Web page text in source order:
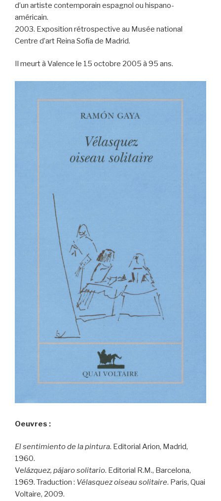
d’un artiste contemporain espagnol ou hispano-
américain.
2003. Exposition rétrospective au Musée national
Centre d’art Reina Sofía de Madrid.
Il meurt à Valence le 15 octobre 2005 à 95 ans.
Oeuvres :
El sentimiento de la pintura. Editorial Arion, Madrid,
1960.
Velázquez, pájaro solitario. Editorial R.M., Barcelona,
1969. Traduction : Vélasquez oiseau solitaire. Paris, Quai
Voltaire, 2009.